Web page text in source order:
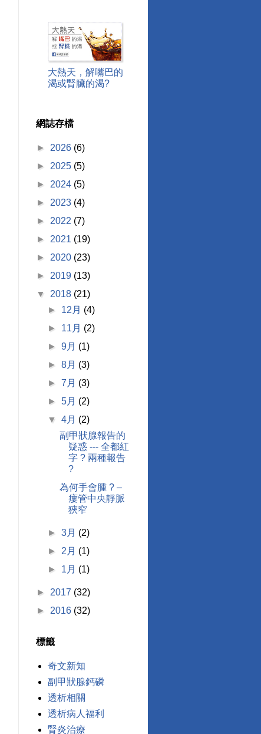
大熱天，解嘴巴的
渴或腎臟的渴?
網誌存檔
► 2026 (6)
► 2025 (5)
► 2024 (5)
► 2023 (4)
► 2022 (7)
► 2021 (19)
► 2020 (23)
► 2019 (13)
▼ 2018 (21)
► 12月 (4)
► 11月 (2)
►9月 (1)
►8月 (3)
► 7月 (3)
►5月 (2)
▼4月 (2)
副甲狀腺報告的
疑惑 --- 全都紅
字 ? 兩種報告
?
為何手會腫 ? –
瘻管中央靜脈
狹窄
►3月 (2)
►2月 (1)
► 1月 (1)
► 2017 (32)
► 2016 (32)
標籤
奇文新知
副甲狀腺鈣磷
透析相關
透析病人福利
腎炎治療